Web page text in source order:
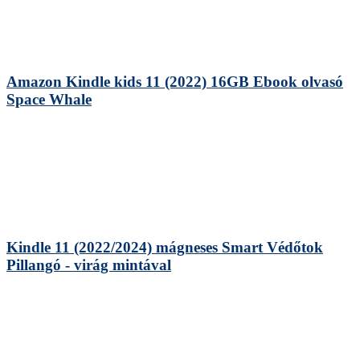
Amazon Kindle kids 11 (2022) 16GB Ebook olvasó
Space Whale
Kindle 11 (2022/2024) mágneses Smart Védőtok
Pillangó - virág mintával